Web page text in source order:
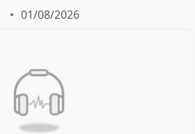
01/08/2026